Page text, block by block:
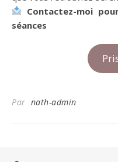
Contactez-moi
séances
Par nath-admin